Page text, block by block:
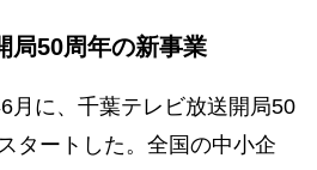
局50周年の新事業
月に、千葉テレビ放送開局50
タートした。全国の中小企